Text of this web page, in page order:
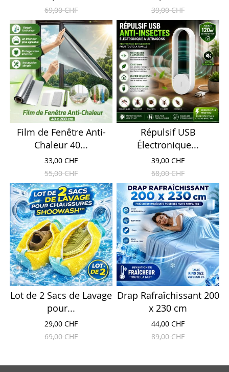
69,00 CHF
39,00 CHF
Film de Fenêtre Anti-
Chaleur 40...
33,00 CHF
55,00 CHF
Répulsif USB
Électronique...
39,00 CHF
68,00 CHF
Lot de 2 Sacs de Lavage
pour...
29,00 CHF
69,00 CHF
Drap Rafraîchissant 200
x 230 cm
44,00 CHF
89,00 CHF